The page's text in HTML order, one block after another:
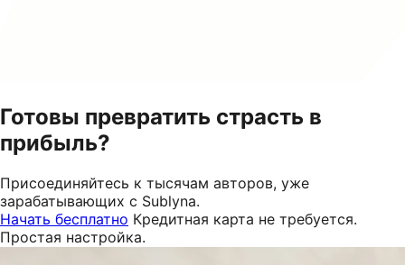
Готовы превратить страсть в
прибыль?
Присоединяйтесь к тысячам авторов, уже
зарабатывающих с Sublyna.
Начать бесплатно Кредитная карта не требуется.
Простая настройка.